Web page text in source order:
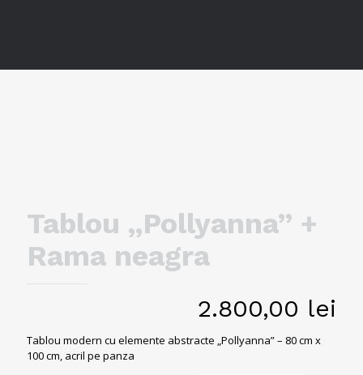
Tablou „Pollyanna” +
Rama neagra
2.800,00 lei
Tablou modern cu elemente abstracte „Pollyanna” – 80 cm x
100 cm, acril pe panza